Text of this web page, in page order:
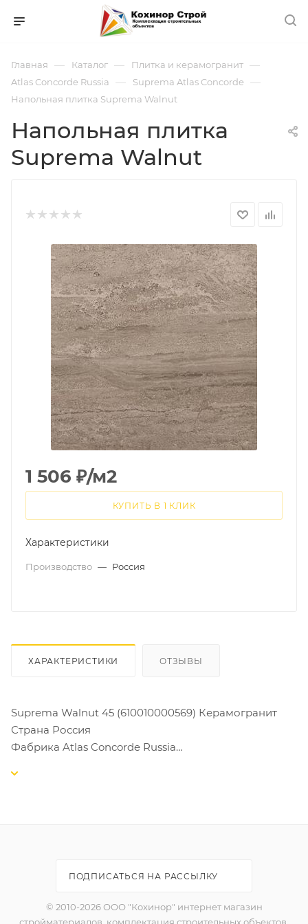
Главная — Каталог — Плитка и керамогранит —
Atlas Concorde Russia — Suprema Atlas Concorde —
Напольная плитка Suprema Walnut
Напольная плитка
Suprema Walnut
1 506 ₽/м2
КУПИТЬ В 1 КЛИК
Характеристики
Производство — Россия
ХАРАКТЕРИСТИКИ ОТЗЫВЫ
Suprema Walnut 45 (610010000569) Керамогранит
Страна Россия
Фабрика Atlas Concorde Russia
для стильного и благородного оформления
современных пространств.
ПОДПИСАТЬСЯ НА РАССЫЛКУ
© 2010-2026 ООО "Кохинор" интернет магазин